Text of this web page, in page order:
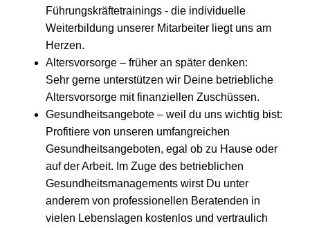
Führungskräftetrainings - die individuelle
Weiterbildung unserer Mitarbeiter liegt uns am
Herzen.
Altersvorsorge – früher an später denken:
Sehr gerne unterstützen wir Deine betriebliche
Altersvorsorge mit finanziellen Zuschüssen.
Gesundheitsangebote – weil du uns wichtig bist:
Profitiere von unseren umfangreichen
Gesundheits­angeboten, egal ob zu Hause oder
auf der Arbeit. Im Zuge des betrieblichen
Gesundheits­managements wirst Du unter
anderem von professionellen Beratenden in
vielen Lebens­lagen kostenlos und vertraulich